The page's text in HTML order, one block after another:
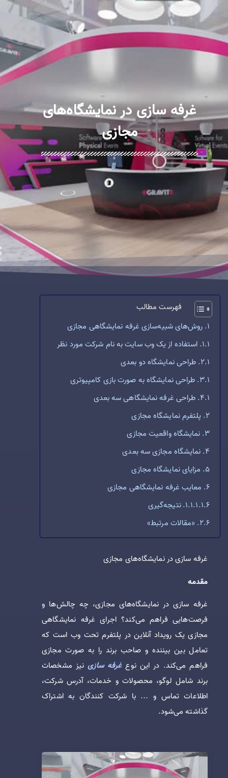
غرفه سازی در نمایشگاه‌های
مجازی
فهرست مطالب
روش‌های شبیه‌سازی غرفه نمایشگاهی مجازی
استفاده از یک وب سایت به نام شرکت مورد نظر
طراحی نمایشگاه دو بعدی
طراحی نمایشگاه به صورت بازی کامپیوتری
طراحی غرفه نمایشگاهی سه بعدی
پلتفرم نمایشگاه مجازی
نمایشگاه واقعیت مجازی
نمایشگاه مجازی سه بعدی
مزایای نمایشگاه مجازی
معایب غرفه نمایشگاهی مجازی
نتیجه‌گیری
«مقالات مرتبط»
غرفه سازی در نمایشگاه‌های مجازی
مقدمه
غرفه سازی در نمایشگاه‌های مجازی، چه چالش‌ها و
فرصت‌هایی فراهم می‌کند؟ اجرای غرفه نمایشگاهی
مجازی یک رویداد آنلاین در پلتفرم تحت وب است که
تعامل بین بیننده و صاحب برند را به صورت مجازی
فراهم می‌کند. در این نوعغرفه سازینیز مشخصات
برند شامل لوگو، محصولات و خدمات، آدرس شرکت،
اطلاعات تماس و … با شرکت کنندگان به اشتراک
گذاشته می‌شود.